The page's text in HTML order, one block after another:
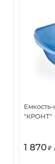
"КРОНТ"
1 870 ₽ /